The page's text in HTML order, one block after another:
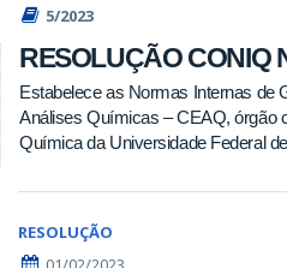
5/2023
RESOLUÇÃO CONIQ
Estabelece as Normas Internas de
Análises Químicas – CEAQ, órgão
Química da Universidade Federal
RESOLUÇÃO